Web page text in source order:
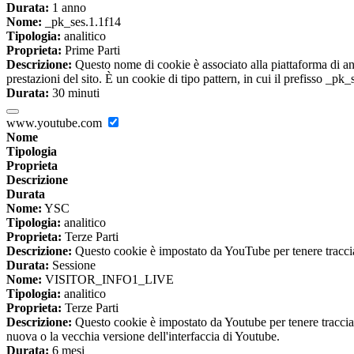
Durata: 1 anno
Nome: _pk_ses.1.1f14
Tipologia: analitico
Proprieta: Prime Parti
Descrizione: Questo nome di cookie è associato alla piattaforma di
prestazioni del sito. È un cookie di tipo pattern, in cui il prefisso
Durata: 30 minuti
www.youtube.com
Nome
Tipologia
Proprieta
Descrizione
Durata
Nome: YSC
Tipologia: analitico
Proprieta: Terze Parti
Descrizione: Questo cookie è impostato da YouTube per tenere
Durata: Sessione
Nome: VISITOR_INFO1_LIVE
Tipologia: analitico
Proprieta: Terze Parti
Descrizione: Questo cookie è impostato da Youtube per tenere
nuova o la vecchia versione dell'interfaccia di Youtube.
Durata: 6 mesi